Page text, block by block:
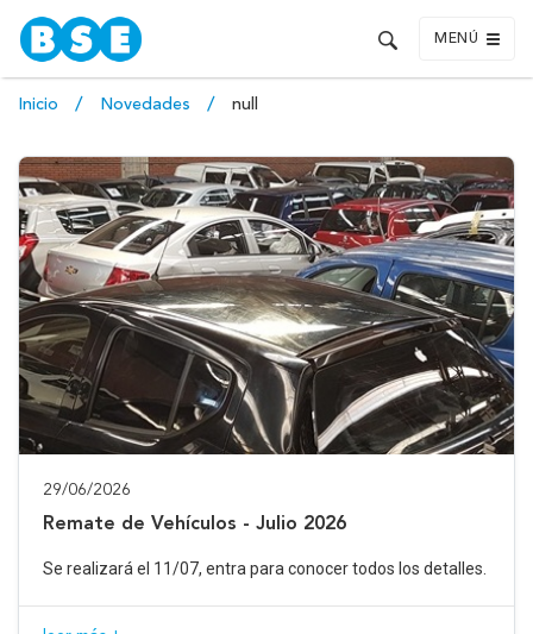
MENÚ
Inicio Novedades null
29/06/2026
Remate de Vehículos - Julio 2026
Se realizará el 11/07, entra para conocer todos los detalles.